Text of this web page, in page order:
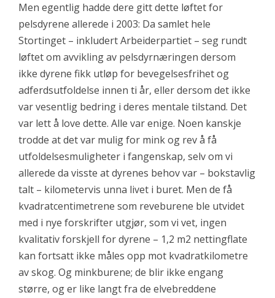
Men egentlig hadde dere gitt dette løftet for
pelsdyrene allerede i 2003: Da samlet hele
Stortinget – inkludert Arbeiderpartiet – seg rundt
løftet om avvikling av pelsdyrnæringen dersom
ikke dyrene fikk utløp for bevegelsesfrihet og
adferdsutfoldelse innen ti år, eller dersom det ikke
var vesentlig bedring i deres mentale tilstand. Det
var lett å love dette. Alle var enige. Noen kanskje
trodde at det var mulig for mink og rev å få
utfoldelsesmuligheter i fangenskap, selv om vi
allerede da visste at dyrenes behov var – bokstavlig
talt – kilometervis unna livet i buret. Men de få
kvadratcentimetrene som reveburene ble utvidet
med i nye forskrifter utgjør, som vi vet, ingen
kvalitativ forskjell for dyrene – 1,2 m2 nettingflate
kan fortsatt ikke måles opp mot kvadratkilometre
av skog. Og minkburene; de blir ikke engang
større, og er like langt fra de elvebreddene